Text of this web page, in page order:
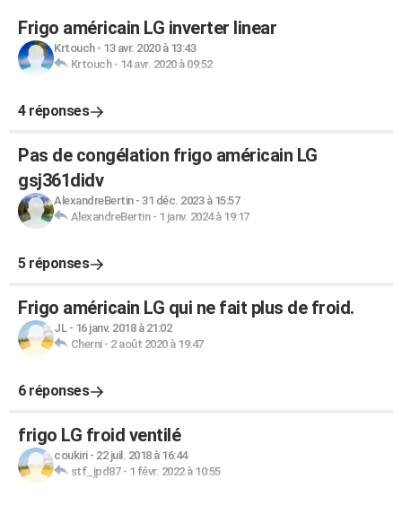
Frigo américain LG inverter linear
Krtouch- 13 avr. 2020 à 13:43
Krtouch- 14 avr. 2020 à 09:52
4 réponses
Pas de congélation frigo américain LG
gsj361didv
AlexandreBertin- 31 déc. 2023 à 15:57
AlexandreBertin- 1 janv. 2024 à 19:17
5 réponses
Frigo américain LG qui ne fait plus de froid.
JL- 16 janv. 2018 à 21:02
Cherni- 2 août 2020 à 19:47
6 réponses
frigo LG froid ventilé
coukiri- 22 juil. 2018 à 16:44
stf_jpd87- 1 févr. 2022 à 10:55